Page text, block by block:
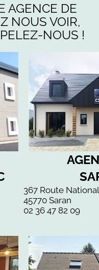
AGENCE DE
NOUS VOIR,
NOUS !
367 Route
45770 Saran
02 36 47 82 09